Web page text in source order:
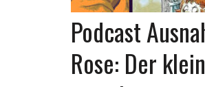
Podcast
Rose: Der